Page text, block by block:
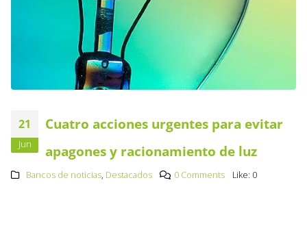
21
Jun
Cuatro acciones urgentes para evitar
apagones y racionamiento de luz
Bancos de noticias, Destacados 0 Comments Like: 0